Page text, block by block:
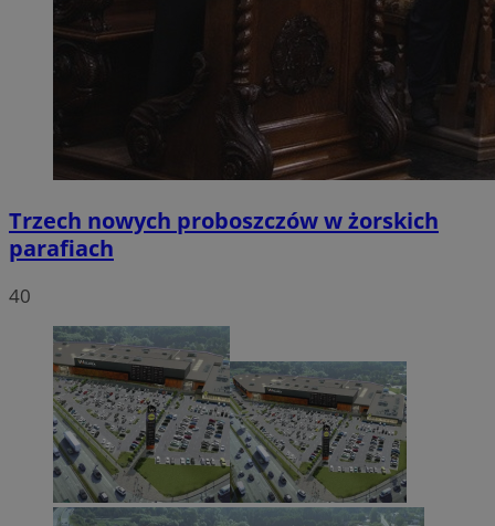
Trzech nowych proboszczów w żorskich
parafiach
40